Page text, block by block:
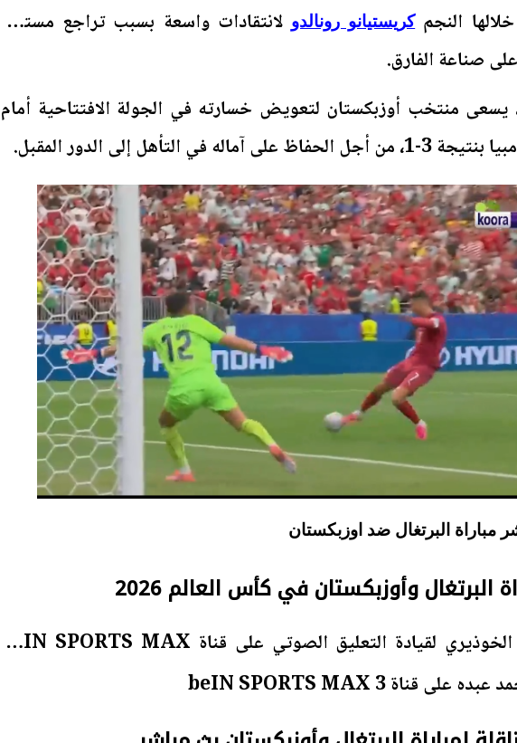
النجمكريستيانو رونالدولانتقادات واسعة بسبب تراجع مستواه
صناعة الفارق.
يسعى منتخب أوزبكستان لتعويض خسارته في الجولة الافتتاحية أمام
آماله في التأهل إلى الدور المقبل.
مباراة البرتغال ضد اوزبكستان
البرتغال وأوزبكستان في كأس العالم 2026
المعلق عامر الخوذيري لقيادة التعليق الصوتي على قناة beIN SPORTS MAX